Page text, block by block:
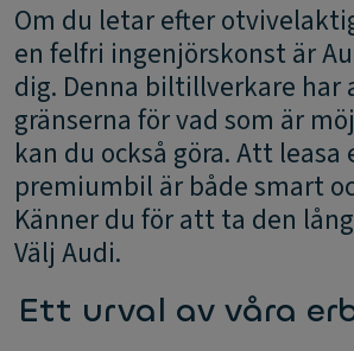
Om du letar efter
en felfri ingenjörskonst är
dig. Denna biltillverkare
gränserna för vad som är
kan du också göra. Att leasa
premiumbil är både smart
Känner du för att ta den
Välj Audi.
Ett urval av våra